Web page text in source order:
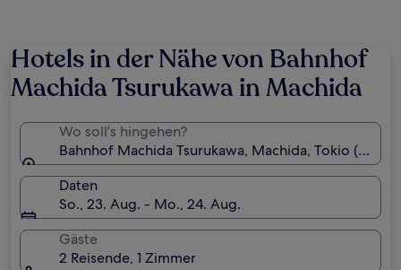
Hotels in der Nähe von Bahnhof
Machida Tsurukawa in Machida
Wo soll’s hingehen?
Bahnhof Machida Tsurukawa, Machida, Tokio
Daten
So., 23. Aug. - Mo., 24. Aug.
Gäste
2 Reisende, 1 Zimmer